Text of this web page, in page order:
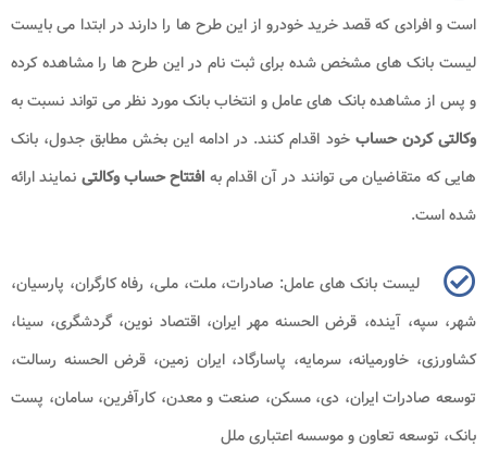
است و افرادی که قصد خرید خودرو از این طرح ها را دارند در ابتدا می بایست
لیست بانک های مشخص شده برای ثبت نام در این طرح ها را مشاهده کرده
و پس از مشاهده بانک های عامل و انتخاب بانک مورد نظر می تواند نسبت به
وکالتی کردن حسابخود اقدام کنند. در ادامه این بخش مطابق جدول، بانک
هایی که متقاضیان می توانند در آن اقدام به افتتاح حساب وکالتی نمایند ارائه
شده است.
لیست بانک های عامل: صادرات، ملت، ملی، رفاه كارگران، پارسیان،
شهر، سپه، آینده، قرض الحسنه مهر ایران، اقتصاد نوین، گردشگری، سینا،
كشاورزی، خاورمیانه، سرمایه، پاسارگاد، ایران زمین، قرض الحسنه رسالت،
توسعه صادرات ایران، دی، مسكن، صنعت و معدن، كارآفرین، سامان، پست
بانک، توسعه تعاون و موسسه اعتباری ملل